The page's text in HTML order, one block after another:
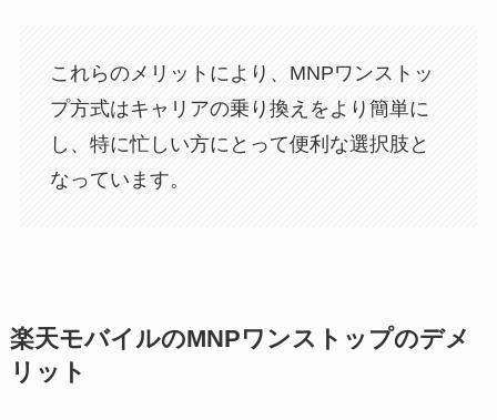
これらのメリットにより、MNPワンストッ
プ方式はキャリアの乗り換えをより簡単に
し、特に忙しい方にとって便利な選択肢と
なっています。
楽天モバイルのMNPワンストップのデメ
リット